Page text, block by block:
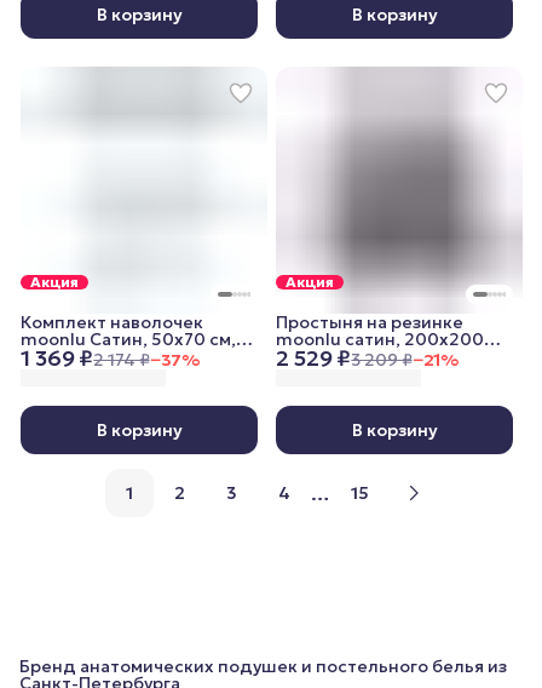
В корзину В корзину
Акция
1 369 ₽2 174 ₽−37%
Комплект наволочек
moonlu Сатин, 50x70 см,
белый
В корзину
Акция
2 529 ₽3 209 ₽−21%
Простыня на резинке
moonlu сатин, 200x200
см, графитовая
В корзину
1 2 3 4 … 15
Бренд анатомических подушек и постельного белья из
Санкт-Петербурга